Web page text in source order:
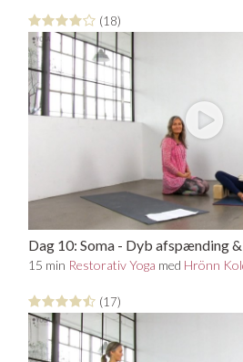
(18)
Dag 10: Soma - Dyb afspænding
meditation
15 min Restorativ Yoga med Hrönn
(17)